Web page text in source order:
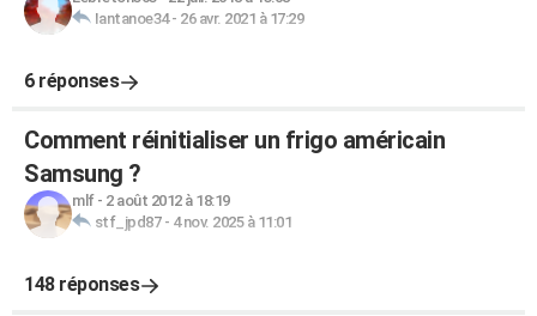
Iantanoe34- 26 avr. 2021 à 17:29
6 réponses
Comment réinitialiser un frigo américain
Samsung ?
mlf- 2 août 2012 à 18:19
stf_jpd87- 4 nov. 2025 à 11:01
148 réponses